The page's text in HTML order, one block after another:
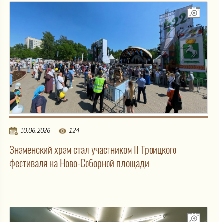
10.06.2026 124
Знаменский храм стал участником II Троицкого
фестиваля на Ново-Соборной площади